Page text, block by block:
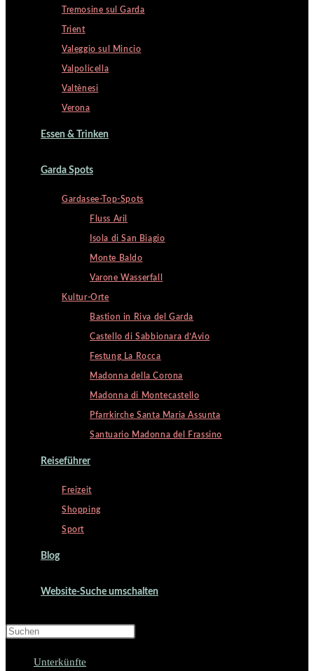
Tremosine sul Garda
Trient
Valeggio sul Mincio
Valpolicella
Valtènesi
Verona
Essen & Trinken
Garda Spots
Gardasee-Top-Spots
Fluss Aril
Isola di San Biagio
Monte Baldo
Varone Wasserfall
Kultur-Orte
Bastion in Riva del Garda
Castello di Sabbionara d’Avio
Festung La Rocca
Madonna della Corona
Madonna di Montecastello
Pfarrkirche Santa Maria Assunta
Santuario Madonna del Frassino
Reiseführer
Freizeit
Shopping
Sport
Blog
Website-Suche umschalten
Unterkünfte